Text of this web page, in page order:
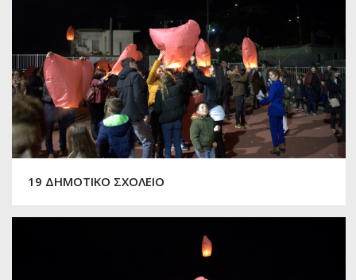
19 ΔΗΜΟΤΙΚΟ ΣΧΟΛΕΙΟ